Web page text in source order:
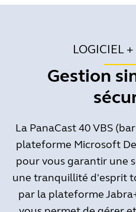
LOGICIEL
Gestion
La PanaCast 40 VBS
plateforme Microsoft
pour vous garantir une
une tranquillité d'esprit
par la plateforme